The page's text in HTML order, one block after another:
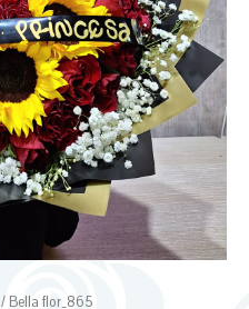
/ Bella flor_865